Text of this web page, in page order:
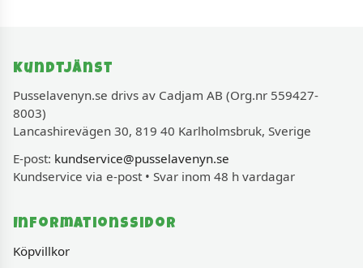
Kundtjänst
Pusselavenyn.se drivs av Cadjam AB (Org.nr 559427-
8003)
Lancashirevägen 30, 819 40 Karlholmsbruk, Sverige
E-post: kundservice@pusselavenyn.se
Kundservice via e-post • Svar inom 48 h vardagar
Informationssidor
Köpvillkor